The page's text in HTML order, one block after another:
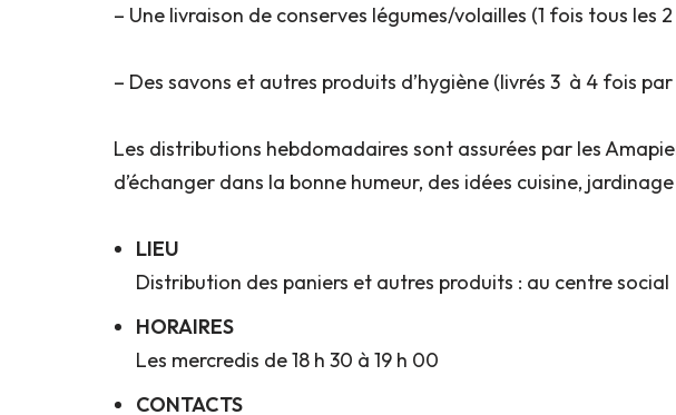
– Une livraison de conserves légumes/volailles (1 fois tous les
– Des savons et autres produits d’hygiène (livrés 3 à 4 fois
Les distributions hebdomadaires sont assurées par les
d’échanger dans la bonne humeur, des idées cuisine,
LIEU
Distribution des paniers et autres produits : au centre social
HORAIRES
Les mercredis de 18 h 30 à 19 h 00
CONTACTS